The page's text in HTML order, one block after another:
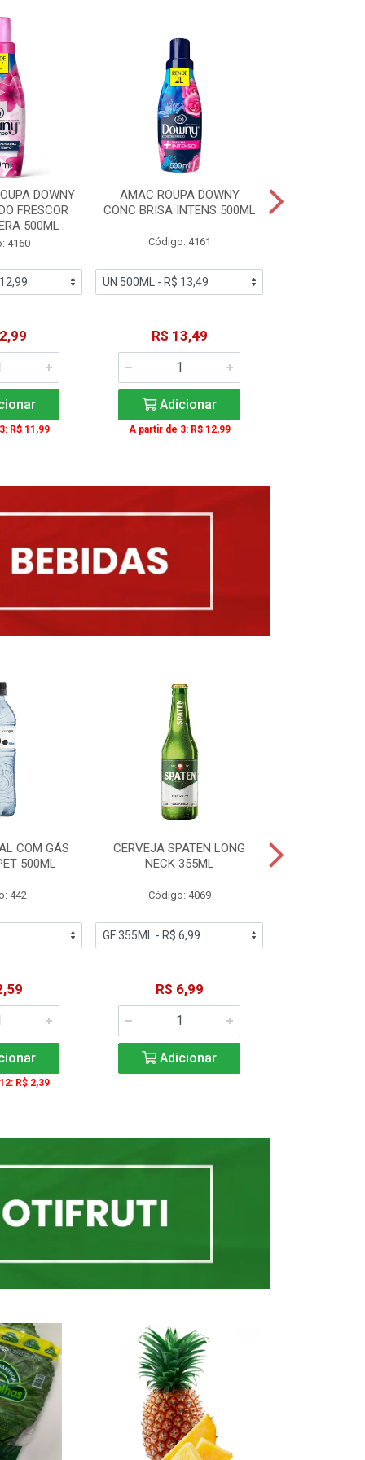
DOWNY
FRESCOR
500ML
4160
R$ 11,99
AMAC ROUPA DOWNY
CONC BRISA INTENS 500ML
Código: 4161
R$ 13,49
Adicionar
A partir de 3: R$ 12,99
COM GÁS
500ML
442
R$ 2,39
CERVEJA SPATEN LONG
NECK 355ML
Código: 4069
R$ 6,99
Adicionar